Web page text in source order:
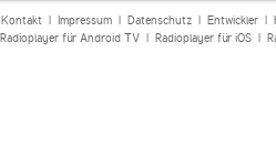
Kontakt| Impressum| Datenschutz| Entwickler|
Radioplayer für Android TV| Radioplayer für iOS|